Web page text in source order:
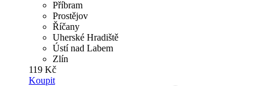
Příbram
Prostějov
Říčany
Uherské Hradiště
Ústí nad Labem
Zlín
119 Kč
Koupit